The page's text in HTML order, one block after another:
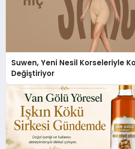
Suwen, Yeni Nesil Korseleriyle
Değiştiriyor